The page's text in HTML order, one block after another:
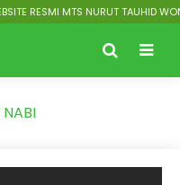
RESMI MTS NURUT TAUHID